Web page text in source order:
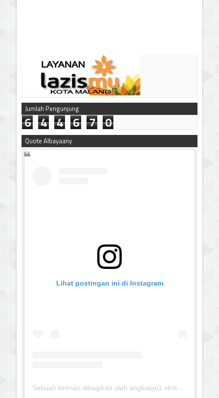
Jumlah Pengunjung
6 4 4 6 7 0
Quote Albayaany
Lihat postingan ini di Instagram
Sebuah kiriman dibagikan oleh angkatan1 skmm 2020 (@albayaanyinfo)